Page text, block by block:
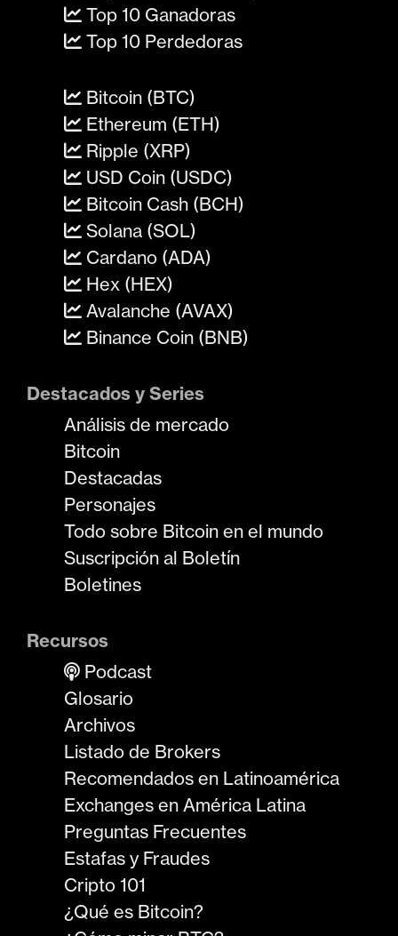
Top 10 Ganadoras
Top 10 Perdedoras
Bitcoin (BTC)
Ethereum (ETH)
Ripple (XRP)
USD Coin (USDC)
Bitcoin Cash (BCH)
Solana (SOL)
Cardano (ADA)
Hex (HEX)
Avalanche (AVAX)
Binance Coin (BNB)
Destacados y Series
Análisis de mercado
Bitcoin
Destacadas
Personajes
Todo sobre Bitcoin en el mundo
Suscripción al Boletín
Boletines
Recursos
Podcast
Glosario
Archivos
Listado de Brokers
Recomendados en Latinoamérica
Exchanges en América Latina
Preguntas Frecuentes
Estafas y Fraudes
Cripto 101
¿Qué es Bitcoin?